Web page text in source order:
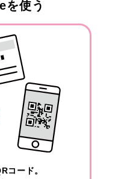
を使う
コード。